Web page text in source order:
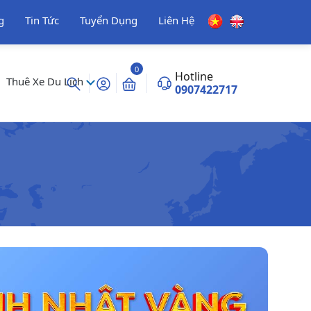
Tin Tức Tuyển Dụng Liên Hệ
Thuê Xe Du Lịch
0
Hotline
0907422717